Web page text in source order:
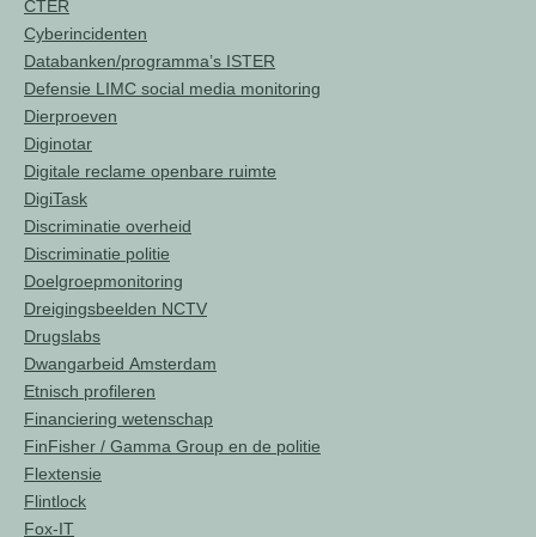
CTER
Cyberincidenten
Databanken/programma’s ISTER
Defensie LIMC social media monitoring
Dierproeven
Diginotar
Digitale reclame openbare ruimte
DigiTask
Discriminatie overheid
Discriminatie politie
Doelgroepmonitoring
Dreigingsbeelden NCTV
Drugslabs
Dwangarbeid Amsterdam
Etnisch profileren
Financiering wetenschap
FinFisher / Gamma Group en de politie
Flextensie
Flintlock
Fox-IT